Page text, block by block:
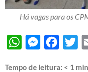
Há vagas para os
WhatsAppMessenger
Tempo de leitura: < 1